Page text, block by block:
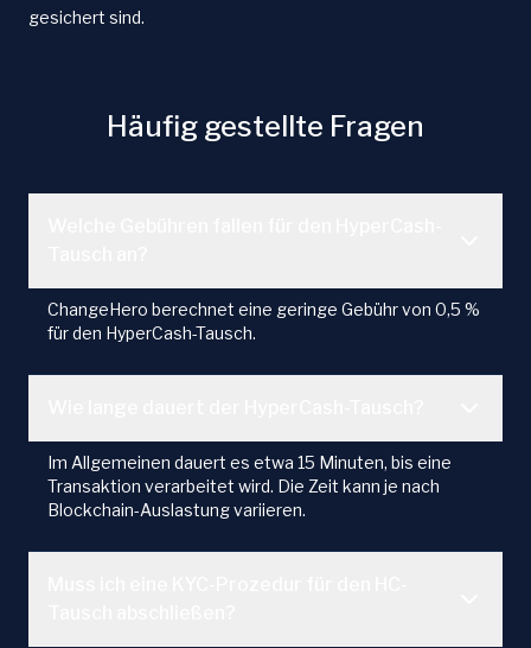
gesichert sind.
Häufig gestellte Fragen
ChangeHero berechnet eine geringe Gebühr von 0,5 %
für den HyperCash-Tausch.
Im Allgemeinen dauert es etwa 15 Minuten, bis eine
Transaktion verarbeitet wird. Die Zeit kann je nach
Blockchain-Auslastung variieren.